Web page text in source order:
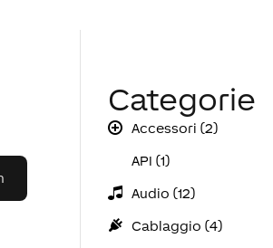
Categorie
Accessori (2)
API (1)
Audio (12)
Cablaggio (4)